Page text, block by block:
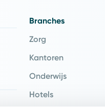
Branches
Zorg
Kantoren
Onderwijs
Hotels